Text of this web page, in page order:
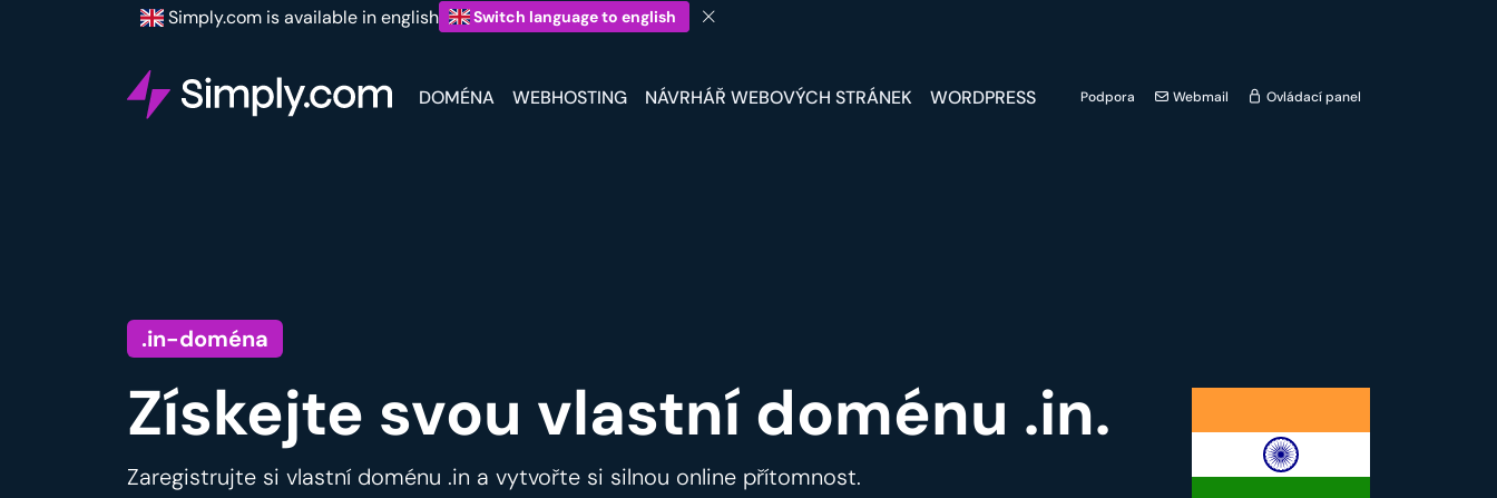
Simply.com is available in english Switch language to english
DOMÉNA WEBHOSTING NÁVRHÁŘ WEBOVÝCH STRÁNEK WORDPRESS Podpora Webmail Ovládací panel
.in-doména
Získejte svou vlastní doménu .in.
Zaregistrujte si vlastní doménu .in a vytvořte si silnou online přítomnost.